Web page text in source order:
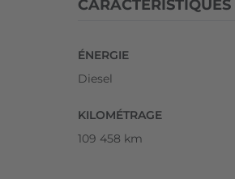
CARACTÉRISTIQUES
ÉNERGIE
Diesel
KILOMÉTRAGE
109 458 km